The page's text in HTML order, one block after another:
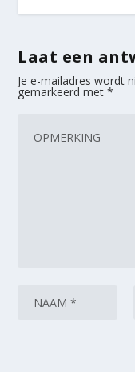
Laat een
Je e-mailadres wordt
gemarkeerd met*